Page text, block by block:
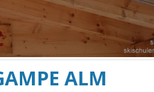
ALM